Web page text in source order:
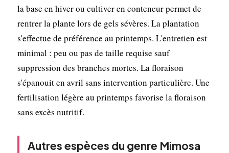
la base en hiver ou cultiver en conteneur permet de
rentrer la plante lors de gels sévères. La plantation
s'effectue de préférence au printemps. L'entretien est
minimal : peu ou pas de taille requise sauf
suppression des branches mortes. La floraison
s'épanouit en avril sans intervention particulière. Une
fertilisation légère au printemps favorise la floraison
sans excès nutritif.
Autres espèces du genre Mimosa